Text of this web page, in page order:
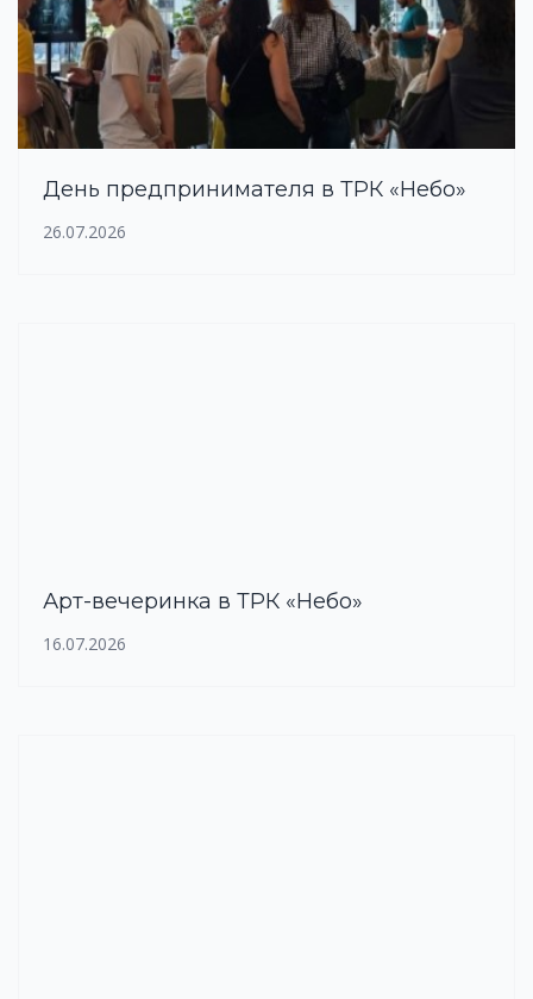
День предпринимателя в ТРК «Небо»
26.07.2026
Арт-вечеринка в ТРК «Небо»
16.07.2026